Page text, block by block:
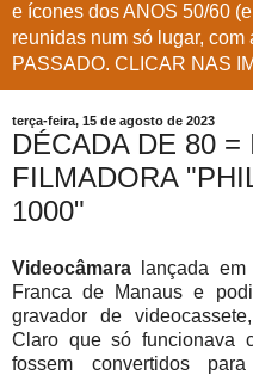
e ícones dos ANOS 50/60
reunidas num só lugar,
PASSADO. CLICAR NAS
terça-feira, 15 de agosto de 2023
DÉCADA DE 80 =
FILMADORA
1000"
Videocâmara lançada em
Franca de Manaus e
gravador de
Claro que só funcionava
fossem convertidos